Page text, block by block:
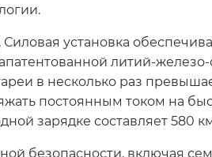
установка
литий-
в несколько раз
постоянным током на
зарядке составляет 580
безопасности, включая